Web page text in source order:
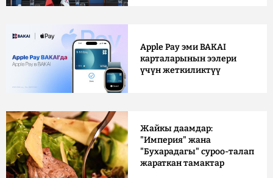
Apple Pay эми BAKAI
карталарынын ээлери
үчүн жеткиликтүү
Жайкы даамдар:
"Империя" жана
"Бухарадагы" суроо-талап
жараткан тамактар